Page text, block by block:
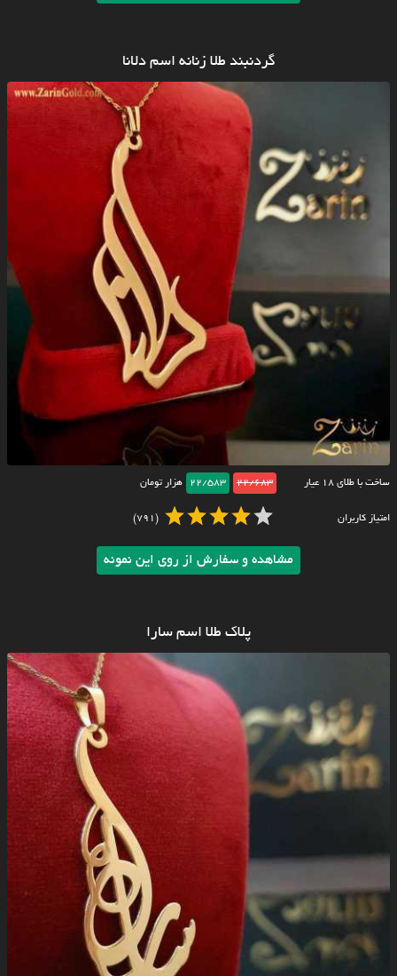
گردنبند طلا زنانه اسم دلانا
ساخت با طلای ۱۸ عیار 22/683
22/583 هزار تومان
امتیاز کاربران (791)
مشاهده و سفارش از روی این نمونه
پلاک طلا اسم سارا